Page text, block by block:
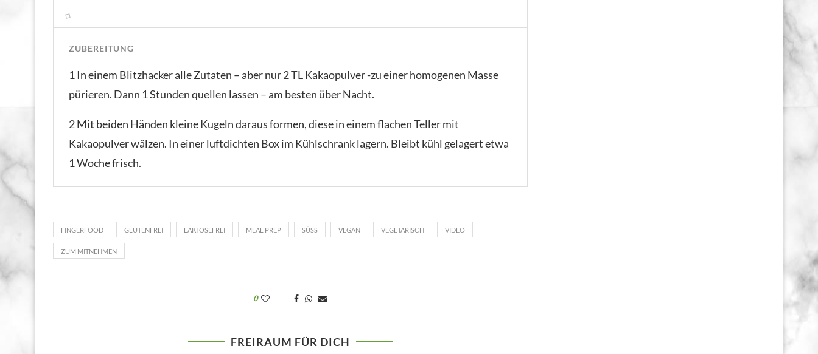
ZUBEREITUNG
1 In einem Blitzhacker alle Zutaten – aber nur 2 TL Kakaopulver -zu einer homogenen Masse
pürieren. Dann 1 Stunden quellen lassen – am besten über Nacht.
2 Mit beiden Händen kleine Kugeln daraus formen, diese in einem flachen Teller mit
Kakaopulver wälzen. In einer luftdichten Box im Kühlschrank lagern. Bleibt kühl gelagert etwa
1 Woche frisch.
FINGERFOOD GLUTENFREI LAKTOSEFREI MEAL PREP SÜSS VEGAN VEGETARISCH VIDEO
ZUM MITNEHMEN
0
FREIRAUM FÜR DICH